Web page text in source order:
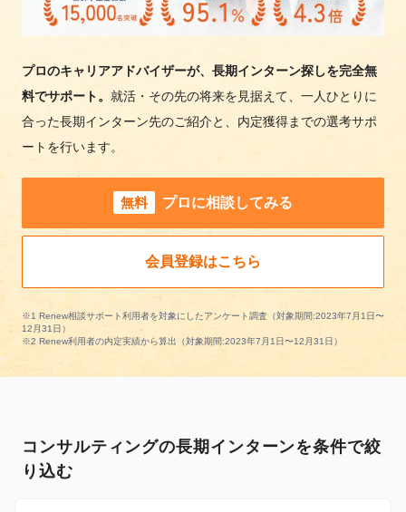
プロのキャリアアドバイザーが、長期インターン探しを完全無
料でサポート。 就活・その先の将来を見据えて、一人ひとりに
合った長期インターン先のご紹介と、内定獲得までの選考サポ
ートを行います。
無料 プロに相談してみる
会員登録はこちら
※1 Renew相談サポート利用者を対象にしたアンケート調査（対象期間:2023年7月1日〜
12月31日）
※2 Renew利用者の内定実績から算出（対象期間:2023年7月1日〜12月31日）
コンサルティングの長期インターンを条件で絞
り込む